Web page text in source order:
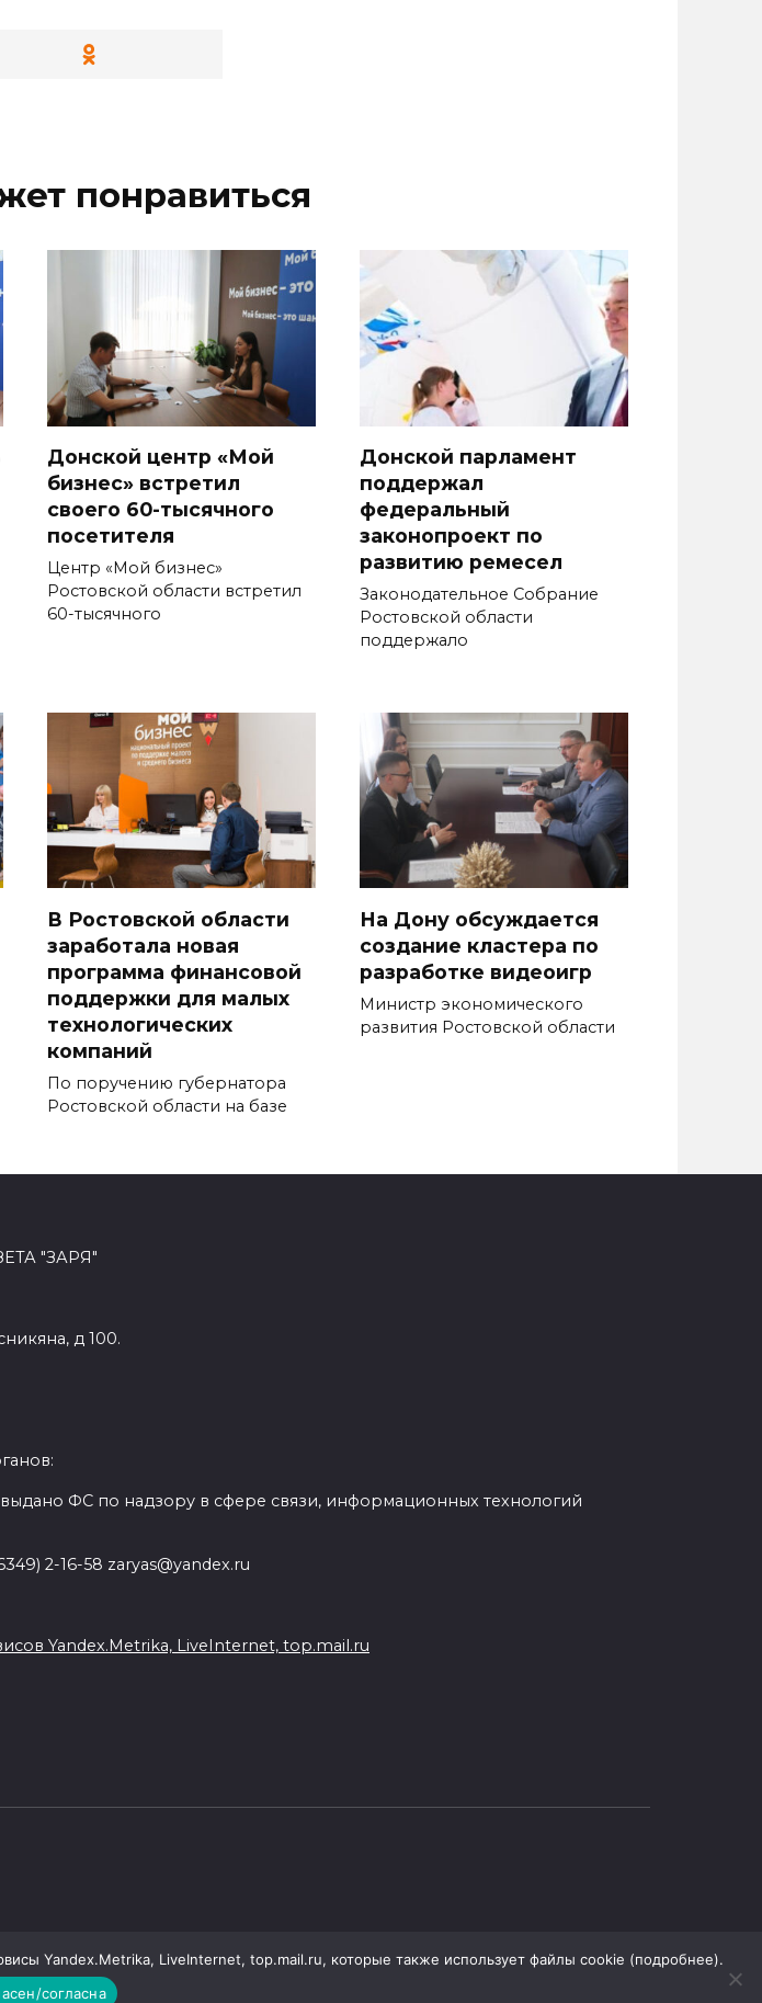
понравиться
Донской центр «Мой
бизнес» встретил
своего 60-тысячного
посетителя
Центр «Мой бизнес»
Ростовской области встретил
60-тысячного
Донской парламент
поддержал
федеральный
законопроект по
развитию ремесел
Законодательное Собрание
Ростовской области
поддержало
В Ростовской области
заработала новая
программа финансовой
поддержки для малых
технологических
компаний
По поручению губернатора
Ростовской области на базе
На Дону обсуждается
создание кластера по
разработке видеоигр
Министр экономического
развития Ростовской области
"ЗАРЯ"
д 100.
ФС по надзору в сфере связи, информационных технологий
2-16-58 zaryas@yandex.ru
Yandex.Metrika, LiveInternet, top.mail.ru
Yandex.Metrika, LiveInternet, top.mail.ru, которые также использует файлы cookie (подробнее).
согласна